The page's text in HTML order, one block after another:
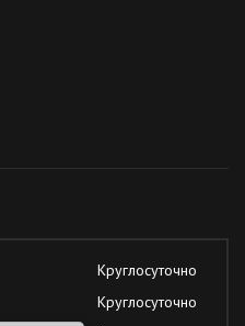
Круглосуточно
Круглосуточно